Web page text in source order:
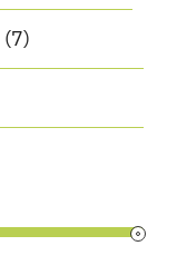
(7)